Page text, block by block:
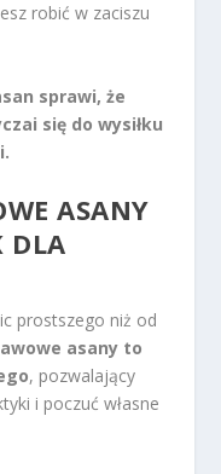
robić w zaciszu
sprawi, że
się do wysiłku
ASANY
DLA
prostszego niż od
asany to
, pozwalający
i poczuć własne